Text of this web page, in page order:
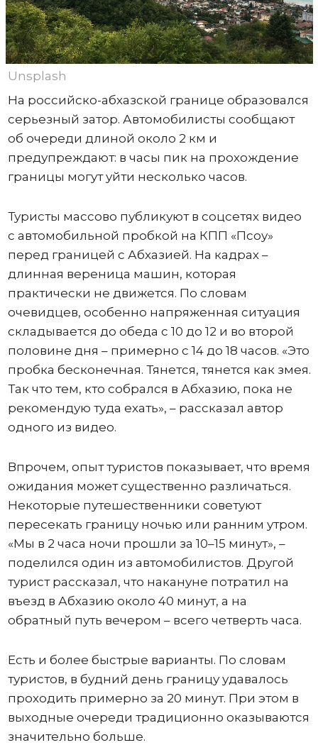
Unsplash
На российско-абхазской границе образовался
серьезный затор. Автомобилисты сообщают
об очереди длиной около 2 км и
предупреждают: в часы пик на прохождение
границы могут уйти несколько часов.
Туристы массово публикуют в соцсетях видео
с автомобильной пробкой на КПП «Псоу»
перед границей с Абхазией. На кадрах –
длинная вереница машин, которая
практически не движется. По словам
очевидцев, особенно напряженная ситуация
складывается до обеда с 10 до 12 и во второй
половине дня – примерно с 14 до 18 часов. «Это
пробка бесконечная. Тянется, тянется как змея.
Так что тем, кто собрался в Абхазию, пока не
рекомендую туда ехать», – рассказал автор
одного из видео.
Впрочем, опыт туристов показывает, что время
ожидания может существенно различаться.
Некоторые путешественники советуют
пересекать границу ночью или ранним утром.
«Мы в 2 часа ночи прошли за 10–15 минут», –
поделился один из автомобилистов. Другой
турист рассказал, что накануне потратил на
въезд в Абхазию около 40 минут, а на
обратный путь вечером – всего четверть часа.
Есть и более быстрые варианты. По словам
туристов, в будний день границу удавалось
проходить примерно за 20 минут. При этом в
выходные очереди традиционно оказываются
значительно больше.